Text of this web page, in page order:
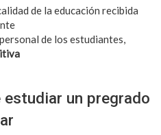
de la educación recibida
de los estudiantes,
un pregrado